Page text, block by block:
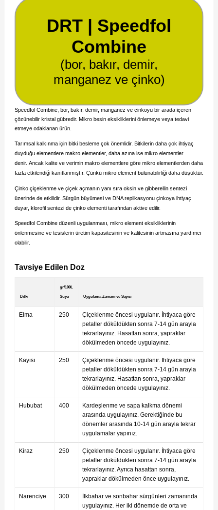
DRT | Speedfol
Combine
(bor, bakır, demir,
manganez ve çinko)
Speedfol Combine, bor, bakır, demir, manganez ve çinkoyu bir arada içeren
çözünebilir kristal gübredir. Mikro besin eksikliklerini önlemeye veya tedavi
etmeye odaklanan ürün.
Tarımsal kalkınma için bitki besleme çok önemlidir. Bitkilerin daha çok ihtiyaç
duyduğu elementlere makro elementler, daha azına ise mikro elementler
denir. Ancak kalite ve verimin makro elementlere göre mikro elementlerden daha
fazla etkilendiği kanıtlanmıştır. Çünkü mikro element bulunabilirliği daha düşüktür.
Çinko çiçeklenme ve çiçek açmanın yanı sıra oksin ve gibberellin sentezi
üzerinde de etkilidir. Sürgün büyümesi ve DNA replikasyonu çinkoya ihtiyaç
duyar, klorofil sentezi de çinko elementi tarafından aktive edilir.
Speedfol Combine düzenli uygulanması, mikro element eksikliklerinin
önlenmesine ve tesislerin üretim kapasitesinin ve kalitesinin artmasına yardımcı
olabilir.
Tavsiye Edilen Doz
Bitki
gr/100L
Suya Uygulama Zamanı ve Sayısı
Elma 250
Çiçeklenme öncesi uygulanır. İhtiyaca göre
petaller döküldükten sonra 7-14 gün arayla
tekrarlayınız. Hasattan sonra, yapraklar
dökülmeden öncede uygulayınız.
Kayısı 250
Çiçeklenme öncesi uygulanır. İhtiyaca göre
petaller döküldükten sonra 7-14 gün arayla
tekrarlayınız. Hasattan sonra, yapraklar
dökülmeden öncede uygulayınız.
Hububat 400
Kardeşlenme ve sapa kalkma dönemi
arasında uygulayınız. Gerektiğinde bu
dönemler arasında 10-14 gün arayla tekrar
uygulamalar yapınız.
Kiraz 250
Çiçeklenme öncesi uygulanır. İhtiyaca göre
petaller döküldükten sonra 7-14 gün arayla
tekrarlayınız. Ayrıca hasattan sonra,
yapraklar dökülmeden önce uygulayınız.
Narenciye 300
İlkbahar ve sonbahar sürgünleri zamanında
uygulayınız. Her iki dönemde de orta ve